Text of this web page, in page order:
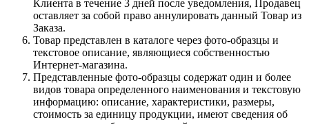
Клиента в течение 3 дней после уведомления, Продавец
оставляет за собой право аннулировать данный Товар из
Заказа.
Товар представлен в каталоге через фото-образцы и
текстовое описание, являющиеся собственностью
Интернет-магазина.
Представленные фото-образцы содержат один и более
видов товара определенного наименования и текстовую
информацию: описание, характеристики, размеры,
стоимость за единицу продукции, имеют сведения об